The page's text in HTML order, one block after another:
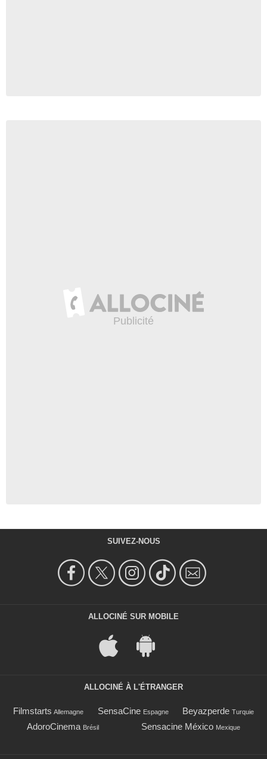
SUIVEZ-NOUS
ALLOCINÉ SUR MOBILE
ALLOCINÉ À L'ÉTRANGER
Filmstarts Allemagne SensaCine Espagne Beyazperde Turquie
AdoroCinema Brésil Sensacine México Mexique